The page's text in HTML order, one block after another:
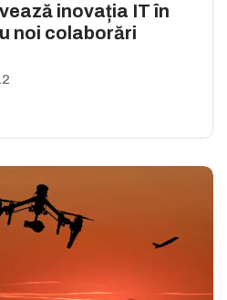
inovația IT în
noi colaborări